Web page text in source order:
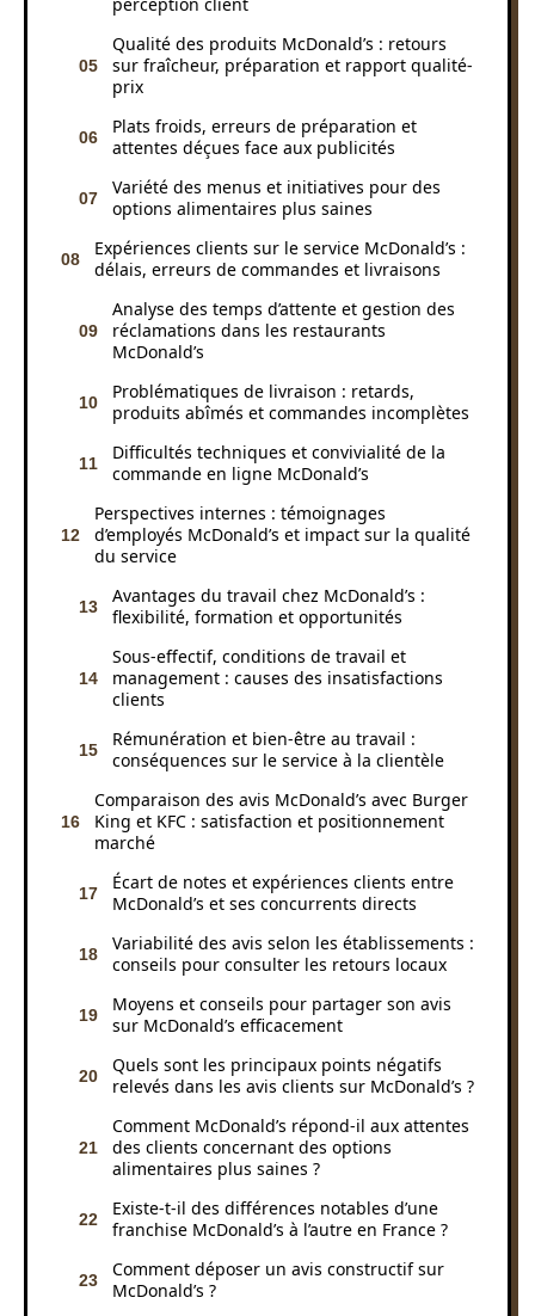
Qualité des produits McDonald’s : retours
sur fraîcheur, préparation et rapport qualité-
prix
Plats froids, erreurs de préparation et
attentes déçues face aux publicités
Variété des menus et initiatives pour des
options alimentaires plus saines
Expériences clients sur le service McDonald’s :
délais, erreurs de commandes et livraisons
Analyse des temps d’attente et gestion des
réclamations dans les restaurants
McDonald’s
Problématiques de livraison : retards,
produits abîmés et commandes incomplètes
Difficultés techniques et convivialité de la
commande en ligne McDonald’s
Perspectives internes : témoignages
d’employés McDonald’s et impact sur la qualité
du service
Avantages du travail chez McDonald’s :
flexibilité, formation et opportunités
Sous-effectif, conditions de travail et
management : causes des insatisfactions
clients
Rémunération et bien-être au travail :
conséquences sur le service à la clientèle
Comparaison des avis McDonald’s avec Burger
King et KFC : satisfaction et positionnement
marché
Écart de notes et expériences clients entre
McDonald’s et ses concurrents directs
Variabilité des avis selon les établissements :
conseils pour consulter les retours locaux
Moyens et conseils pour partager son avis
sur McDonald’s efficacement
Quels sont les principaux points négatifs
relevés dans les avis clients sur McDonald’s ?
Comment McDonald’s répond-il aux attentes
des clients concernant des options
alimentaires plus saines ?
Existe-t-il des différences notables d’une
franchise McDonald’s à l’autre en France ?
Comment déposer un avis constructif sur
McDonald’s ?